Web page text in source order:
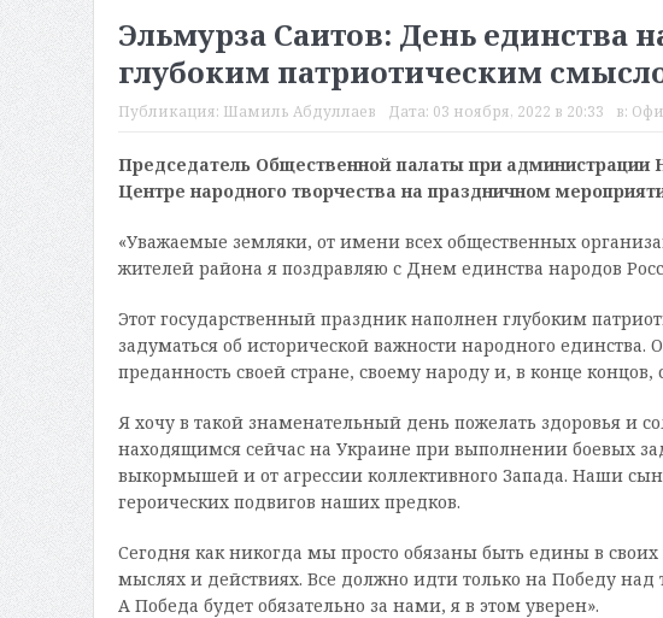
Эльмурза Саитов: День единства
глубоким патриотическим
Публикация: Шамиль Абдуллаев Дата: 03 ноября, 2022 в 20:33 в:
Председатель Общественной палаты при администрации
Центре народного творчества на праздничном
«Уважаемые земляки, от имени всех общественных
жителей района я поздравляю с Днем единства народов
Этот государственный праздник наполнен глубоким
задуматься об исторической важности народного единства.
преданность своей стране, своему народу и, в конце концов,
Я хочу в такой знаменательный день пожелать здоровья и
находящимся сейчас на Украине при выполнении боевых
выкормышей и от агрессии коллективного Запада. Наши
героических подвигов наших предков.
Сегодня как никогда мы просто обязаны быть едины в
мыслях и действиях. Все должно идти только на Победу над
А Победа будет обязательно за нами, я в этом уверен».